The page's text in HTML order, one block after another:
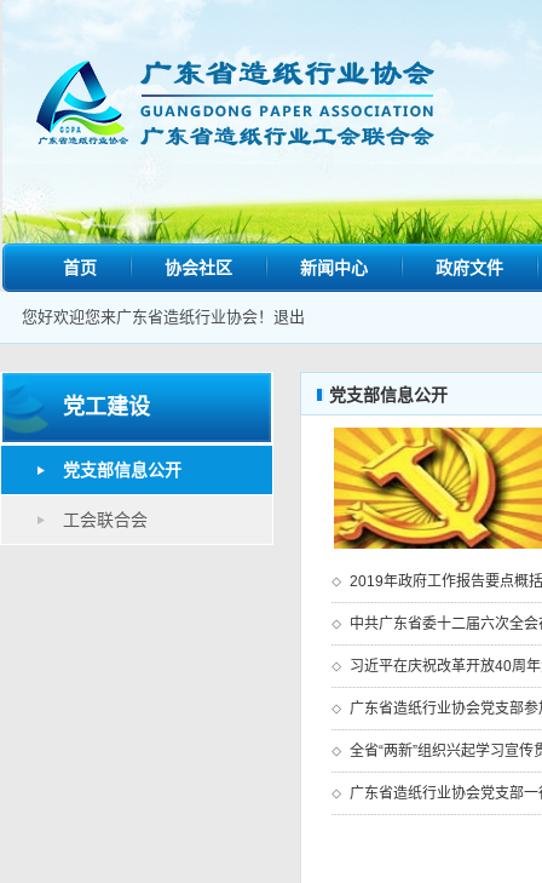
首页 协会社区 新闻中心 政府文件
您好欢迎您来广东省造纸行业协会！ 退出
党工建设
党支部信息公开
工会联合会
党支部信息公开
2019年政府工作报告要点概括
中共广东省委十二届六次全
习近平在庆祝改革开放40周
广东省造纸行业协会党支部
全省“两新”组织兴起学习宣
广东省造纸行业协会党支部